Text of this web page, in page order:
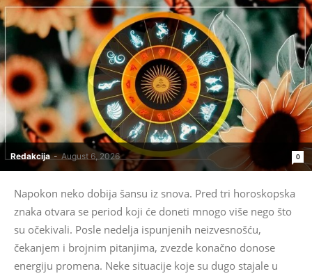
Redakcija - August 6, 2026 0
Napokon neko dobija šansu iz snova. Pred tri horoskopska
znaka otvara se period koji će doneti mnogo više nego što
su očekivali. Posle nedelja ispunjenih neizvesnošću,
čekanjem i brojnim pitanjima, zvezde konačno donose
energiju promena. Neke situacije koje su dugo stajale u